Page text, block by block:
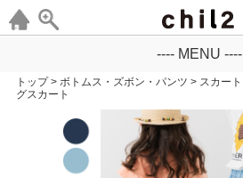
---- MENU ----
トップ > ボトムス・ズボン・パンツ > スカート
グスカート